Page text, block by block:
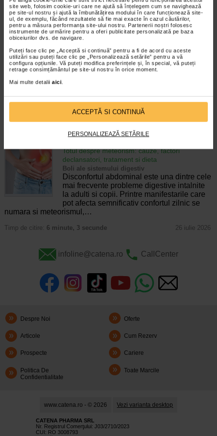
site web, folosim cookie-uri care ne ajută să înțelegem cum se navighează
pe site-ul nostru și ajută la îmbunătățirea modului în care funcționează site-
ul, de exemplu, făcând rezultatele să fie mai exacte în cazul căutărilor,
pentru a măsura performanța site-ului nostru. Partenerii noștri folosesc
instrumente de urmărire pentru a oferi publicitate personalizată pe baza
obiceiurilor dvs. de navigare.
Puteți face clic pe „Acceptă si continuă” pentru a fi de acord cu aceste
utilizări sau puteți face clic pe „Personalizează setările” pentru a vă
configura opțiunile. Vă puteți modifica preferințele și, în special, vă puteți
retrage consimțământul pe site-ul nostru în orice moment.
Mai multe detalii aici.
ACCEPTĂ SI CONTINUĂ
PERSONALIZEAZĂ SETĂRILE
pierderea accidentala de urina, de obicei in
timpul somnului. Este o afectiune frecventa
atat in randul copiilor, cat si al adultilor.
Enurezisul este considerat…
Senzatia de prea plin: cand indica o afectiune si
cum o tratati
Multi oameni au experimentat macar o data
atunci cand nu au consumat o cantitate
foarte mare de alimente. In cele mai multe
cazuri, aceasta apare ocazional…
4 minute, 55 secunde
Totul despre meteorism: cauze, factori
declansatori, tratament si dieta
Boli ale sistemului digestiv
Disconfortul abdominal este una dintre cele
mai frecvente probleme digestive intalnite
la adulti si copii. Printre manifestarile care
pot afecta semnificativ confortul zilnic se
numara si meteorismul,…
Timp de citire: 6 minute, 3 secunde 26 iulie 2026
infoline@catena.ro CallCenter
Despre Noi Oferte
Articole Cum Rezerv
Prospecte Cariere
Politica De
Confidentialitate
Toate Marcile
www.catena.ro - © 2026 Vezi varianta desktop
CATENA PHARMA SRL
Nr. Registrul Comerţului: J03/2710/2023
CUI: RO 3008793